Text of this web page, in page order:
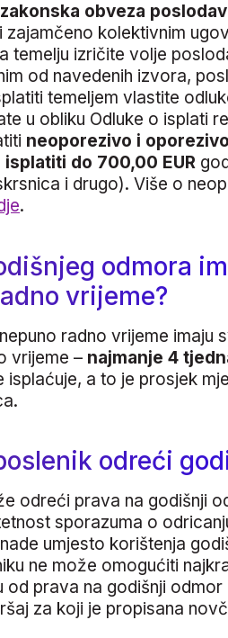
obveza
zajamčeno kolektivnim
temelju izričite volje
od navedenih izvora,
temeljem vlastite
u obliku Odluke o isplati
neoporezivo i oporezivo
do 700,00 EUR
i drugo). Više o
.
odmora
vrijeme?
radno vrijeme imaju
vrijeme – najmanje 4
isplaćuje, a to je prosjek
odreći
odreći prava na godišnji
sporazuma o
umjesto korištenja
ne može omogućiti
prava na godišnji
za koji je propisana